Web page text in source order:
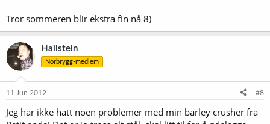
Tror sommeren blir ekstra fin nå 8)
Hallstein
Norbrygg-medlem
11 Jun 2012 #8
Jeg har ikke hatt noen problemer med min barley crusher fra